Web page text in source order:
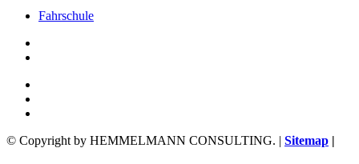
Fahrschule
© Copyright by HEMMELMANN CONSULTING. | Sitemap |